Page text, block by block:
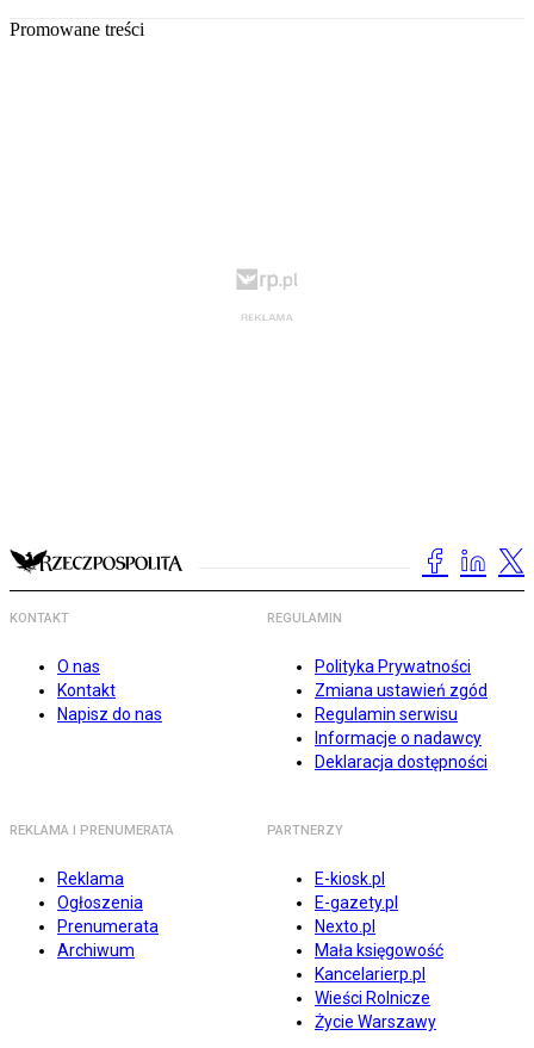
Promowane treści
KONTAKT
O nas
Kontakt
Napisz do nas
REGULAMIN
Polityka Prywatności
Zmiana ustawień zgód
Regulamin serwisu
Informacje o nadawcy
Deklaracja dostępności
REKLAMA I PRENUMERATA
Reklama
Ogłoszenia
Prenumerata
Archiwum
PARTNERZY
E-kiosk.pl
E-gazety.pl
Nexto.pl
Mała księgowość
Kancelarierp.pl
Wieści Rolnicze
Życie Warszawy